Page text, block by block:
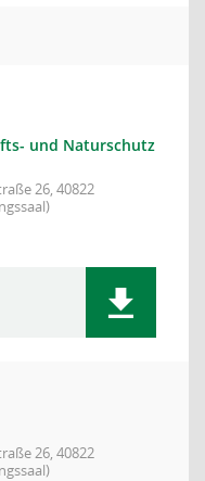
und Naturschutz
26, 40822
26, 40822